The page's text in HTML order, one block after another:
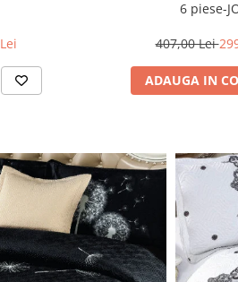
6 piese-
407,00 Lei
ADAUGA IN